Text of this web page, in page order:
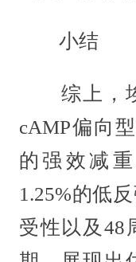
小结
综上，埃
cAMP偏向
的强效减重
1.25%的低
受性以及48